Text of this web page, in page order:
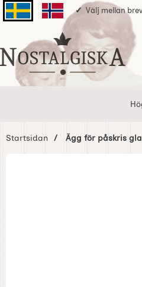
Svenska sidanNorska sidan
Välj mellan
Startsidan för
Startsidan Ägg för påskris